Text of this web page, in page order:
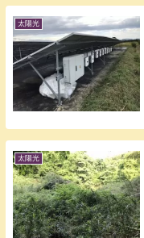
太陽光
太陽光